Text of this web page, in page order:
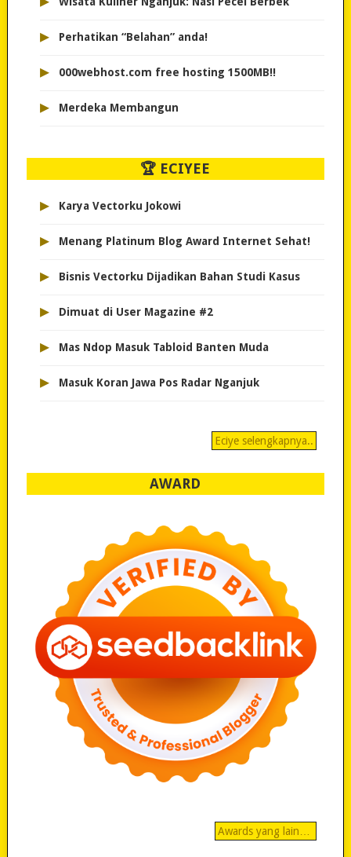
▸ Perhatikan “Belahan” anda!
▸ 000webhost.com free hosting 1500MB!!
▸ Merdeka Membangun
🏆 ECIYEE
▸ Karya Vectorku Jokowi
▸ Menang Platinum Blog Award Internet Sehat!
▸ Bisnis Vectorku Dijadikan Bahan Studi Kasus
▸ Dimuat di User Magazine #2
▸ Mas Ndop Masuk Tabloid Banten Muda
▸ Masuk Koran Jawa Pos Radar Nganjuk
Eciye selengkapnya..
AWARD
Awards yang lain…